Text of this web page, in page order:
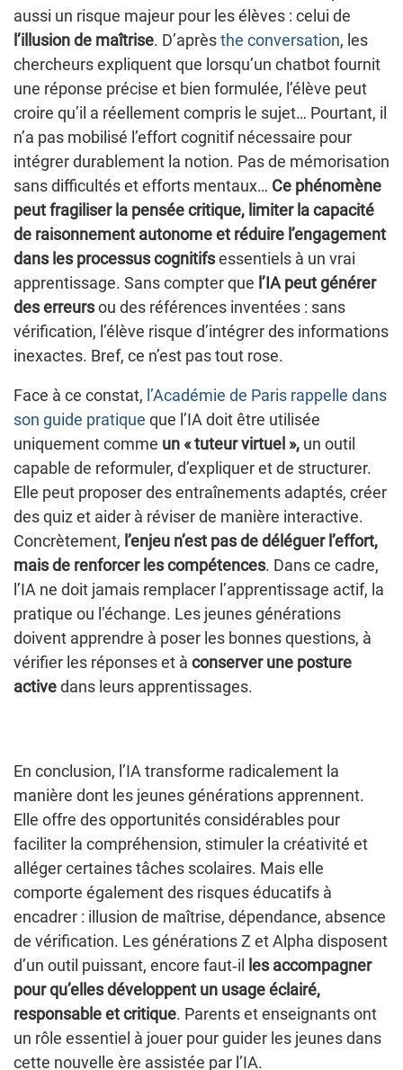
aussi un risque majeur pour les élèves : celui de
l’illusion de maîtrise. D’aprèsthe conversation, les
chercheurs expliquent que lorsqu’un chatbot fournit
une réponse précise et bien formulée, l’élève peut
croire qu’il a réellement compris le sujet… Pourtant, il
n’a pas mobilisé l’effort cognitif nécessaire pour
intégrer durablement la notion. Pas de mémorisation
sans difficultés et efforts mentaux… Ce phénomène
peut fragiliser la pensée critique, limiter la capacité
de raisonnement autonome et réduire l’engagement
dans les processus cognitifsessentiels à un vrai
apprentissage. Sans compter que l’IA peut générer
des erreursou des références inventées : sans
vérification, l’élève risque d’intégrer des informations
inexactes. Bref, ce n’est pas tout rose.
Face à ce constat, l’Académie de Paris rappelle dans
son guide pratique que l’IA doit être utilisée
uniquement comme un « tuteur virtuel », un outil
capable de reformuler, d’expliquer et de structurer.
Elle peut proposer des entraînements adaptés, créer
des quiz et aider à réviser de manière interactive.
Concrètement, l’enjeu n’est pas de déléguer l’effort,
mais de renforcer les compétences. Dans ce cadre,
l’IA ne doit jamais remplacer l’apprentissage actif, la
pratique ou l’échange. Les jeunes générations
doivent apprendre à poser les bonnes questions, à
vérifier les réponses et à conserver une posture
activedans leurs apprentissages.
En conclusion, l’IA transforme radicalement la
manière dont les jeunes générations apprennent.
Elle offre des opportunités considérables pour
faciliter la compréhension, stimuler la créativité et
alléger certaines tâches scolaires. Mais elle
comporte également des risques éducatifs à
encadrer : illusion de maîtrise, dépendance, absence
de vérification. Les générations Z et Alpha disposent
d’un outil puissant, encore faut‑il
les accompagner
pour qu’elles développent un usage éclairé,
responsable et critique. Parents et enseignants ont
un rôle essentiel à jouer pour guider les jeunes dans
cette nouvelle ère assistée par l’IA.